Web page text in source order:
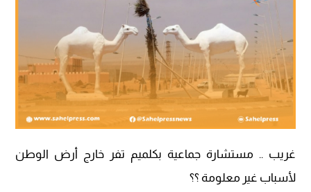
غريب .. مستشارة جماعية بكلميم تفر خارج أرض الوطن
لأسباب غير معلومة ؟؟